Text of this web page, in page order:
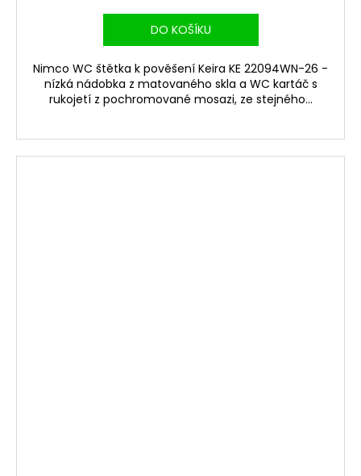
DO KOŠÍKU
Nimco WC štětka k pověšení Keira KE 22094WN-26 -
nízká nádobka z matovaného skla a WC kartáč s
rukojetí z pochromované mosazi, ze stejného...